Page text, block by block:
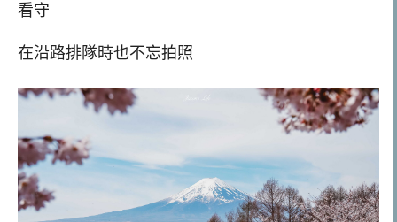
看守
在沿路排隊時也不忘拍照